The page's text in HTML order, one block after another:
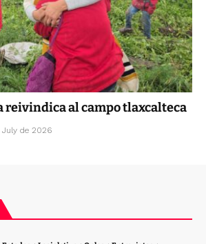
reivindica al campo tlaxcalteca
July de 2026